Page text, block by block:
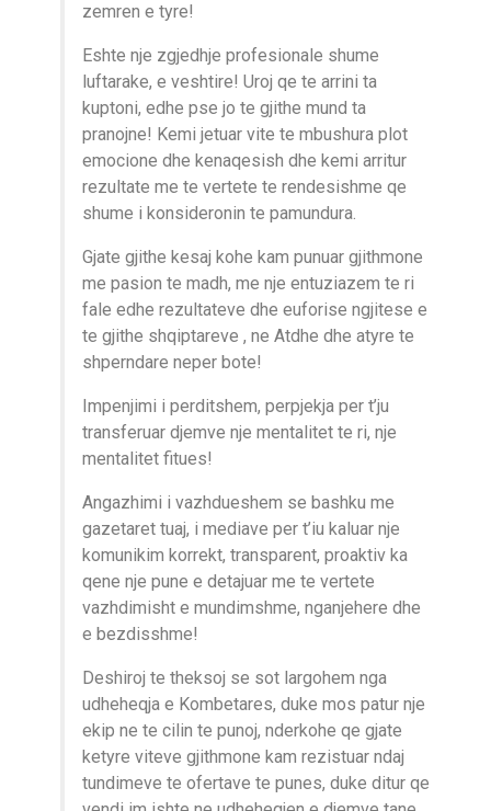
zemren e tyre!
Eshte nje zgjedhje profesionale shume
luftarake, e veshtire! Uroj qe te arrini ta
kuptoni, edhe pse jo te gjithe mund ta
pranojne! Kemi jetuar vite te mbushura plot
emocione dhe kenaqesish dhe kemi arritur
rezultate me te vertete te rendesishme qe
shume i konsideronin te pamundura.
Gjate gjithe kesaj kohe kam punuar gjithmone
me pasion te madh, me nje entuziazem te ri
fale edhe rezultateve dhe euforise ngjitese e
te gjithe shqiptareve , ne Atdhe dhe atyre te
shperndare neper bote!
Impenjimi i perditshem, perpjekja per t’ju
transferuar djemve nje mentalitet te ri, nje
mentalitet fitues!
Angazhimi i vazhdueshem se bashku me
gazetaret tuaj, i mediave per t’iu kaluar nje
komunikim korrekt, transparent, proaktiv ka
qene nje pune e detajuar me te vertete
vazhdimisht e mundimshme, nganjehere dhe
e bezdisshme!
Deshiroj te theksoj se sot largohem nga
udheheqja e Kombetares, duke mos patur nje
ekip ne te cilin te punoj, nderkohe qe gjate
ketyre viteve gjithmone kam rezistuar ndaj
tundimeve te ofertave te punes, duke ditur qe